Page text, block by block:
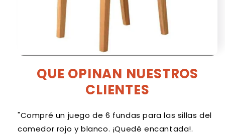
QUE OPINAN NUESTROS
CLIENTES
"Compré un juego de 6 fundas para las sillas del
comedor rojo y blanco. ¡Quedé encantada!.